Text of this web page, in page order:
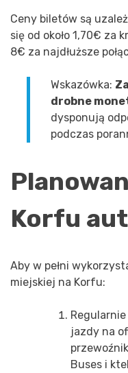
Ceny biletów są
się od około 1,70€ za
8€ za najdłuższe
Wskazówka:
drobne
dysponują
podczas
Korfu
Aby w pełni
miejskiej na Korfu:
jazdy na
Buses i